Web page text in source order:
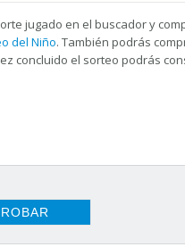
jugado en el buscador y
del Niño. También podrás
concluido el sorteo podrás